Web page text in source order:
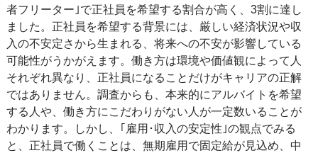
者フリーター｣で正社員を希望する割合が高く、3割に達し
ました。正社員を希望する背景には、厳しい経済状況や収
入の不安定さから生まれる、将来への不安が影響している
可能性がうかがえます。働き方は環境や価値観によって人
それぞれ異なり、正社員になることだけがキャリアの正解
ではありません。調査からも、本来的にアルバイトを希望
する人や、働き方にこだわりがない人が一定数いることが
わかります。しかし、｢雇用･収入の安定性｣の観点でみる
と、正社員で働くことは、無期雇用で固定給が見込め、中